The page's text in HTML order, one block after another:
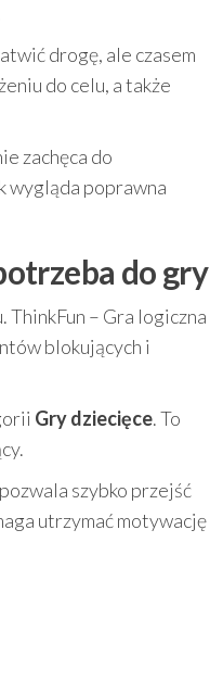
drogę, ale czasem
do celu, a także
zachęca do
wygląda poprawna
do gry
– Gra logiczna
blokujących i
Gry dziecięce. To
szybko przejść
utrzymać motywację